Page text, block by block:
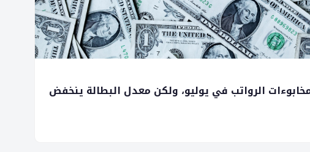
مخابوءات الرواتب في يوليو، ولكن معدل البطالة ينخفض